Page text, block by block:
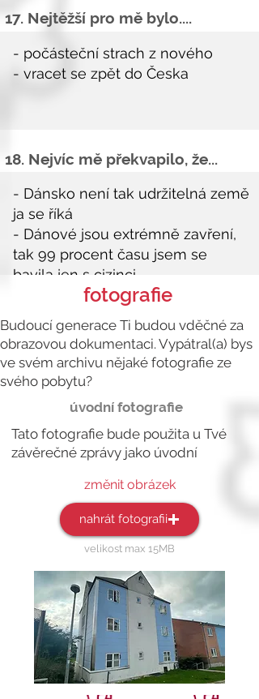
17. Nejtěžší pro mě bylo....
18. Nejvíc mě překvapilo, že...
fotografie
Budoucí generace Ti budou vděčné za
obrazovou dokumentaci. Vypátral(a) bys
ve svém archivu nějaké fotografie ze
svého pobytu?
úvodní fotografie
Tato fotografie bude použita u Tvé
závěrečné zprávy jako úvodní
změnit obrázek
nahrát fotografii
velikost max 15MB